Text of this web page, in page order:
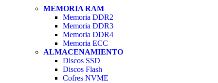
MEMORIA RAM
Memoria DDR2
Memoria DDR3
Memoria DDR4
Memoria ECC
ALMACENAMIENTO
Discos SSD
Discos Flash
Cofres NVME